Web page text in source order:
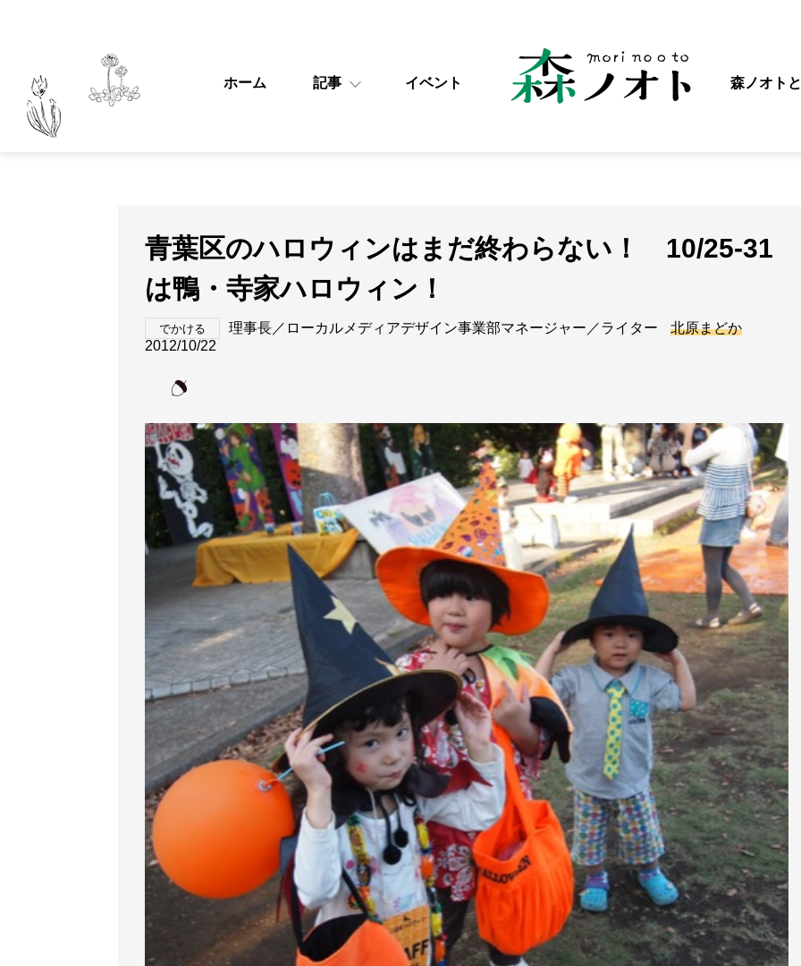
ホーム 記事 イベント 森ノオト
青葉区のハロウィンはまだ終わらない！ 10/25-31
は鴨・寺家ハロウィン！
でかける 理事長／ローカルメディアデザイン事業部マネージャー／ライター
北原まどか
2012/10/22